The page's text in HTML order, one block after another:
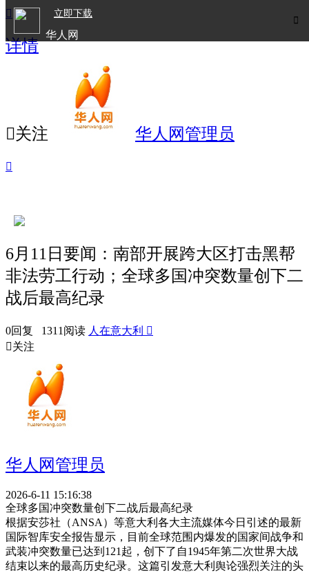

立即下载
华人网

详情
关注 华人网管理员

6月11日要闻：南部开展跨大区打击黑帮
非法劳工行动；全球多国冲突数量创下二
战后最高纪录
0回复 1311阅读 人在意大利 
关注
华人网管理员
2026-6-11 15:16:38
全球多国冲突数量创下二战后最高纪录
根据安莎社（ANSA）等意大利各大主流媒体今日引述的最新
国际智库安全报告显示，目前全球范围内爆发的国家间战争和
武装冲突数量已达到121起，创下了自1945年第二次世界大战
结束以来的最高历史纪录。这篇引发意大利舆论强烈关注的头